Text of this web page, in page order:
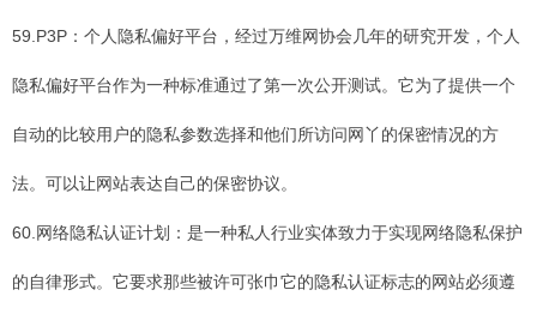
59.P3P：个人隐私偏好平台，经过万维网协会几年的研究开发，个人
隐私偏好平台作为一种标准通过了第一次公开测试。它为了提供一个
自动的比较用户的隐私参数选择和他们所访问网丫的保密情况的方
法。可以让网站表达自己的保密协议。
60.网络隐私认证计划：是一种私人行业实体致力于实现网络隐私保护
的自律形式。它要求那些被许可张巾它的隐私认证标志的网站必须遵